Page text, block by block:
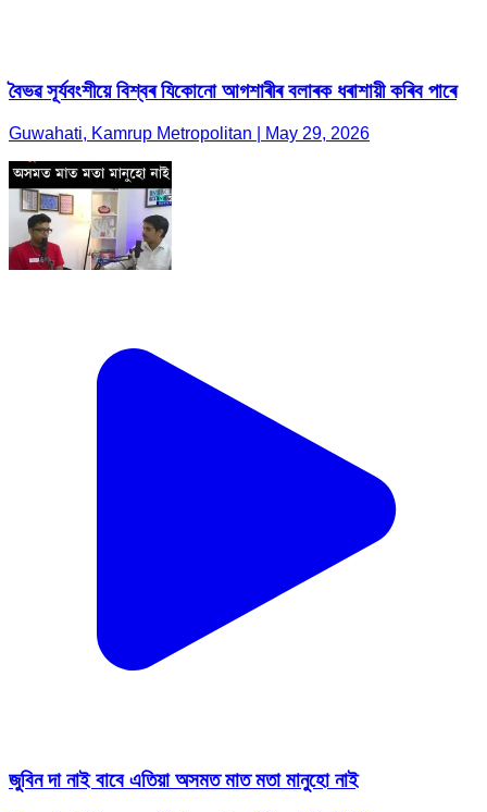
বৈভৱ সূৰ্যবংশীয়ে বিশ্বৰ যিকোনো আগশাৰীৰ বলাৰক ধৰাশায়ী কৰিব পাৰে
Guwahati, Kamrup Metropolitan | May 29, 2026
জুবিন দা নাই বাবে এতিয়া অসমত মাত মতা মানুহো নাই